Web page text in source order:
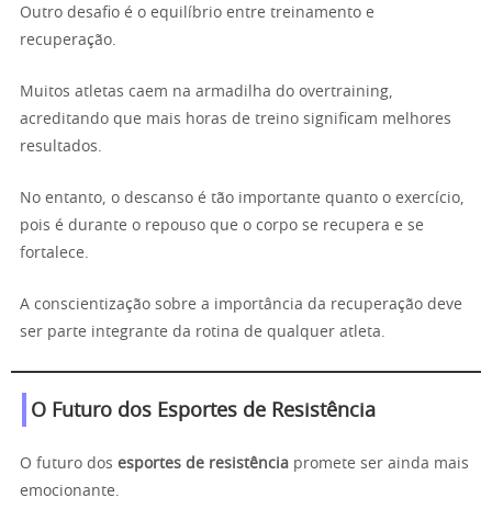
Outro desafio é o equilíbrio entre treinamento e
recuperação.
Muitos atletas caem na armadilha do overtraining,
acreditando que mais horas de treino significam melhores
resultados.
No entanto, o descanso é tão importante quanto o exercício,
pois é durante o repouso que o corpo se recupera e se
fortalece.
A conscientização sobre a importância da recuperação deve
ser parte integrante da rotina de qualquer atleta.
O Futuro dos Esportes de Resistência
O futuro dos esportes de resistência promete ser ainda mais
emocionante.